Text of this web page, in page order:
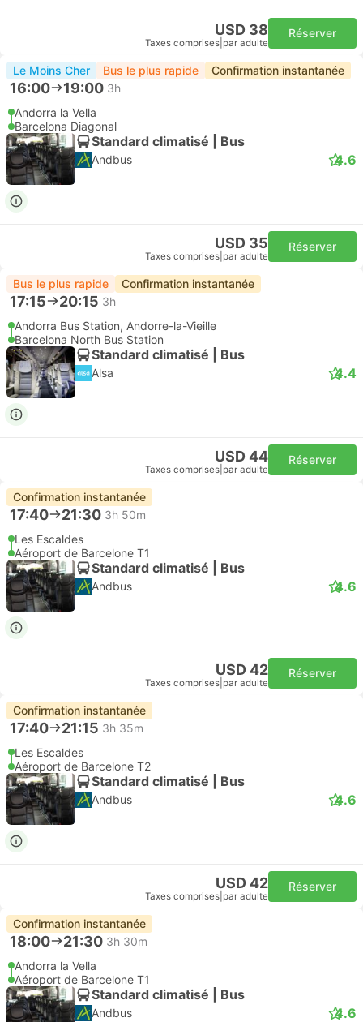
USD 38
Taxes comprises par adulte
Réserver
Le Moins Cher Bus le plus rapide Confirmation instantanée
16:00 19:00 3h
Andorra la Vella
Barcelona Diagonal
Standard climatisé | Bus
Andbus 4.6
USD 35
Taxes comprises par adulte
Réserver
Bus le plus rapide Confirmation instantanée
17:15 20:15 3h
Andorra Bus Station, Andorre-la-Vieille
Barcelona North Bus Station
Standard climatisé | Bus
Alsa 4.4
USD 44
Taxes comprises par adulte
Réserver
Confirmation instantanée
17:40 21:30 3h 50m
Les Escaldes
Aéroport de Barcelone T1
Standard climatisé | Bus
Andbus 4.6
USD 42
Taxes comprises par adulte
Réserver
Confirmation instantanée
17:40 21:15 3h 35m
Les Escaldes
Aéroport de Barcelone T2
Standard climatisé | Bus
Andbus 4.6
USD 42
Taxes comprises par adulte
Réserver
Confirmation instantanée
18:00 21:30 3h 30m
Andorra la Vella
Aéroport de Barcelone T1
Standard climatisé | Bus
Andbus 4.6